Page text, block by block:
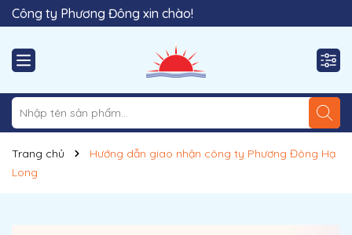
Công ty Phương Đông xin chào!
Trang chủ
Hướng dẫn giao nhận công ty Phương Đông Hạ
Long